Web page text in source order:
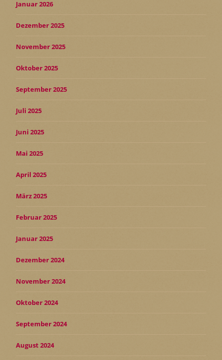
Januar 2026
Dezember 2025
November 2025
Oktober 2025
September 2025
Juli 2025
Juni 2025
Mai 2025
April 2025
März 2025
Februar 2025
Januar 2025
Dezember 2024
November 2024
Oktober 2024
September 2024
August 2024